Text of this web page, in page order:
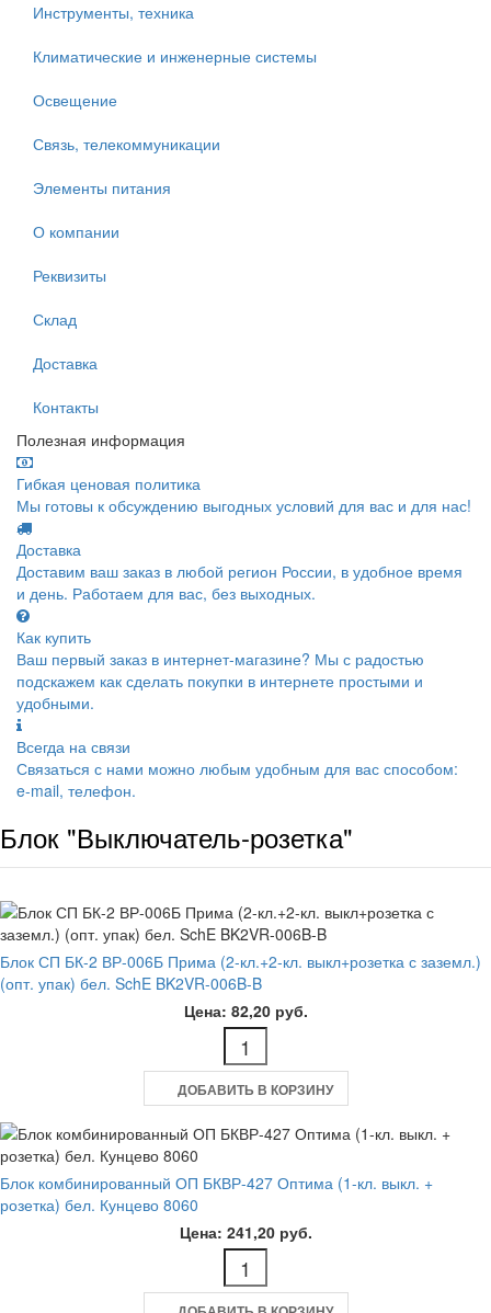
Инструменты, техника
Климатические и инженерные системы
Освещение
Связь, телекоммуникации
Элементы питания
О компании
Реквизиты
Склад
Доставка
Контакты
Полезная информация
Гибкая ценовая политика
Мы готовы к обсуждению выгодных условий для вас и для нас!
Доставка
Доставим ваш заказ в любой регион России, в удобное время
и день. Работаем для вас, без выходных.
Как купить
Ваш первый заказ в интернет-магазине? Мы с радостью
подскажем как сделать покупки в интернете простыми и
удобными.
Всегда на связи
Связаться с нами можно любым удобным для вас способом:
e-mail, телефон.
Блок "Выключатель-розетка"
Блок СП БК-2 ВР-006Б Прима (2-кл.+2-кл. выкл+розетка с заземл.)
(опт. упак) бел. SchE BK2VR-006B-B
Цена: 82,20 руб.
ДОБАВИТЬ В КОРЗИНУ
Блок комбинированный ОП БКВР-427 Оптима (1-кл. выкл. +
розетка) бел. Кунцево 8060
Цена: 241,20 руб.